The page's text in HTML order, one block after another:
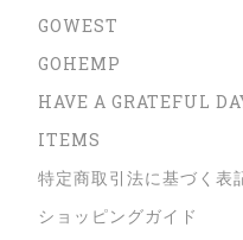
GOWEST
GOHEMP
HAVE A GRATEFUL
ITEMS
特定商取引法に基づく表
ショッピングガイド